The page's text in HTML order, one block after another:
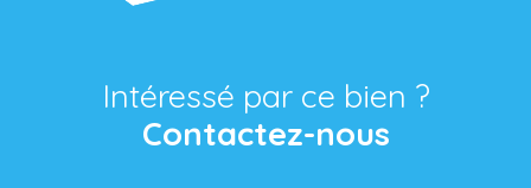
Intéressé par ce bien ?
Contactez-nous